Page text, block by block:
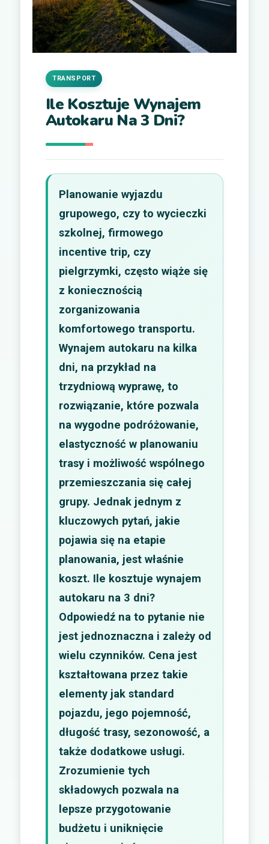
Ile Kosztuje Wynajem
Autokaru Na 3 Dni?
TRANSPORT
Planowanie wyjazdu
grupowego, czy to wycieczki
szkolnej, firmowego
incentive trip, czy
pielgrzymki, często wiąże się
z koniecznością
zorganizowania
komfortowego transportu.
Wynajem autokaru na kilka
dni, na przykład na
trzydniową wyprawę, to
rozwiązanie, które pozwala
na wygodne podróżowanie,
elastyczność w planowaniu
trasy i możliwość wspólnego
przemieszczania się całej
grupy. Jednak jednym z
kluczowych pytań, jakie
pojawia się na etapie
planowania, jest właśnie
koszt. Ile kosztuje wynajem
autokaru na 3 dni?
Odpowiedź na to pytanie nie
jest jednoznaczna i zależy od
wielu czynników. Cena jest
kształtowana przez takie
elementy jak standard
pojazdu, jego pojemność,
długość trasy, sezonowość, a
także dodatkowe usługi.
Zrozumienie tych
składowych pozwala na
lepsze przygotowanie
budżetu i uniknięcie